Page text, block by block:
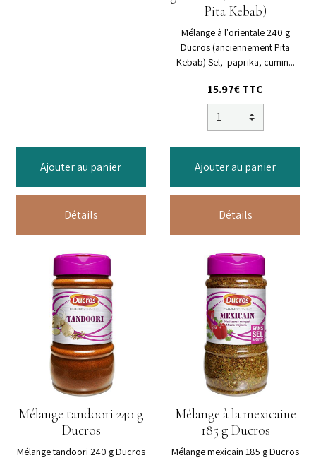
Ajouter au panier
Détails
Pita Kebab)
Mélange à l'orientale 240 g
Ducros (anciennement Pita
Kebab) Sel, paprika, cumin...
15.97€ TTC
Ajouter au panier
Détails
Mélange tandoori 240 g
Ducros
Mélange tandoori 240 g Ducros
Mélange à la mexicaine
185 g Ducros
Mélange mexicain 185 g Ducros